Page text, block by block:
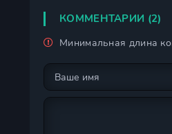
КОММЕНТАРИИ (2)
Минимальная длина